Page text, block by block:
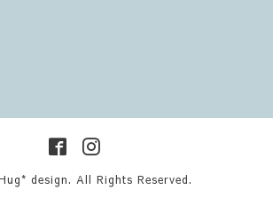
design. All Rights Reserved.